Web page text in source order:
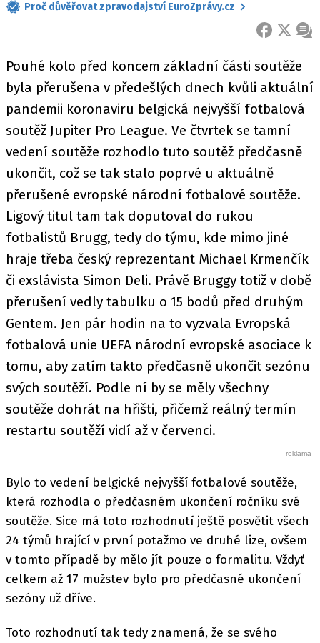
Proč důvěřovat zpravodajství EuroZprávy.cz
FACEBOOK
X
Pouhé kolo před koncem základní části soutěže
byla přerušena v předešlých dnech kvůli aktuální
pandemii koronaviru belgická nejvyšší fotbalová
soutěž Jupiter Pro League. Ve čtvrtek se tamní
vedení soutěže rozhodlo tuto soutěž předčasně
ukončit, což se tak stalo poprvé u aktuálně
přerušené evropské národní fotbalové soutěže.
Ligový titul tam tak doputoval do rukou
fotbalistů Brugg, tedy do týmu, kde mimo jiné
hraje třeba český reprezentant Michael Krmenčík
či exslávista Simon Deli. Právě Bruggy totiž v době
přerušení vedly tabulku o 15 bodů před druhým
Gentem. Jen pár hodin na to vyzvala Evropská
fotbalová unie UEFA národní evropské asociace k
tomu, aby zatím takto předčasně ukončit sezónu
svých soutěží. Podle ní by se měly všechny
soutěže dohrát na hřišti, přičemž reálný termín
restartu soutěží vidí až v červenci.
Bylo to vedení belgické nejvyšší fotbalové soutěže,
která rozhodla o předčasném ukončení ročníku své
soutěže. Sice má toto rozhodnutí ještě posvětit všech
24 týmů hrající v první potažmo ve druhé lize, ovšem
v tomto případě by mělo jít pouze o formalitu. Vždyť
celkem až 17 mužstev bylo pro předčasné ukončení
sezóny už dříve.
Toto rozhodnutí tak tedy znamená, že se svého